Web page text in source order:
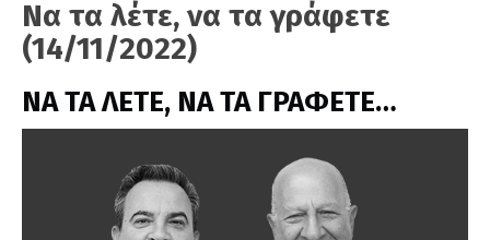
Να τα λέτε, να τα γράφετε
(14/11/2022)
ΝΑ ΤΑ ΛΕΤΕ, ΝΑ ΤΑ ΓΡΑΦΕΤΕ…